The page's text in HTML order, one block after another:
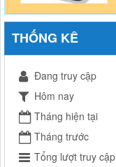
THỐNG KÊ
Đang truy cập
Hôm nay
Tháng hiện tại
Tháng trước
Tổng lượt truy cập